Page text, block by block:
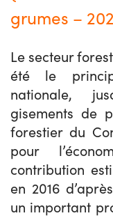
grumes –
Le secteur
été le
nationale,
gisements de
forestier du
pour
contribution
en 2016
un important